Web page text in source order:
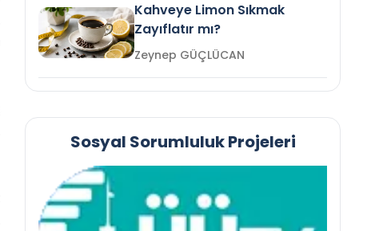
Kahveye Limon Sıkmak
Zayıflatır mı?
Zeynep GÜÇLÜCAN
Sosyal Sorumluluk Projeleri